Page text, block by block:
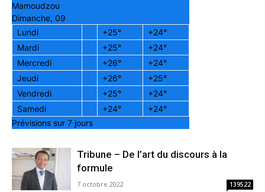
Mamoudzou
Dimanche, 09
Lundi
+25° +24°
Mardi
+25° +24°
Mercredi
+26° +24°
Jeudi
+26° +25°
Vendredi
+25° +24°
Samedi
+24° +24°
Prévisions sur 7 jours
Tribune – De l’art du discours à la
formule
7 octobre 2022 139522